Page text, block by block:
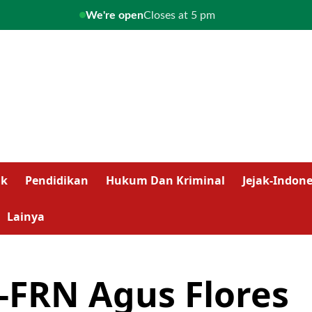
We're openCloses at 5 pm
Pendidikan Hukum Dan Kriminal Jejak-
Lainya
Agus Flores